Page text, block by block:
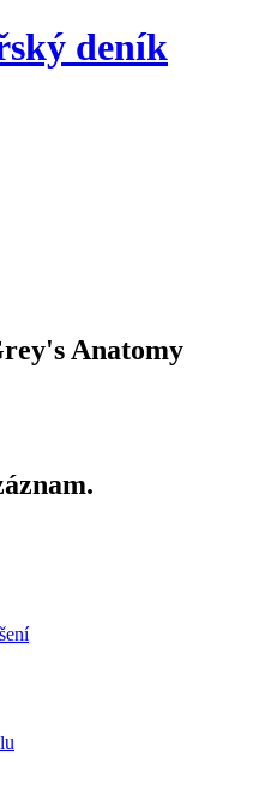
deník
Anatomy